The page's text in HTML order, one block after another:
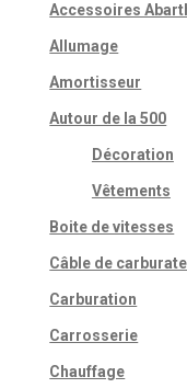
Accessoires
Allumage
Amortisseur
Autour de la 500
Décoration
Vêtements
Boite de vitesses
Câble de
Carburation
Carrosserie
Chauffage